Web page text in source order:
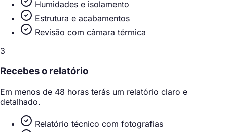
Humidades e isolamento
Estrutura e acabamentos
Revisão com câmara térmica
3
Recebes o relatório
Em menos de 48 horas terás um relatório claro e
detalhado.
Relatório técnico com fotografias